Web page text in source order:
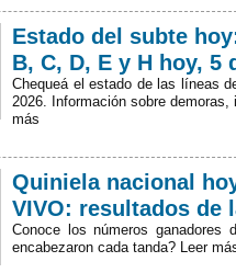
Estado del subte
B, C, D, E y H hoy, 5
Chequeá el estado de las líneas
2026. Información sobre
más
Quiniela nacional
VIVO: resultados de
Conoce los números ganadores
encabezaron cada tanda? Leer